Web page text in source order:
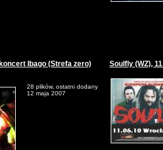
Ibago (Strefa zero)
28 plików, ostatni dodany
12 maja 2007
Soulfly (WZ),